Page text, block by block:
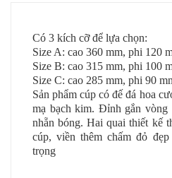
Có 3 kích cỡ để lựa chọn:
Size A: cao 360 mm, phi 120
Size B: cao 315 mm, phi 100
Size C: cao 285 mm, phi 90
Sản phẩm cúp có đế đá hoa
mạ bạch kim. Đỉnh gắn vòng
nhẵn bóng. Hai quai thiết kế
cúp, viền thêm chấm đỏ
trọng